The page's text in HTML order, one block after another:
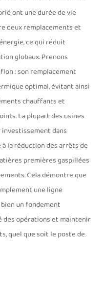
ont une durée de vie
deux remplacements et
ce qui réduit
globaux. Prenons
: son remplacement
optimal, évitant ainsi
chauffants et
La plupart des usines
dans
à la réduction des arrêts de
premières gaspillées
Cela démontre que
une ligne
un fondement
opérations et maintenir
quel que soit le poste de